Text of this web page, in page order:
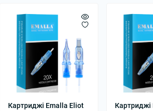
Картриджі Emalla Eliot
Картриджі